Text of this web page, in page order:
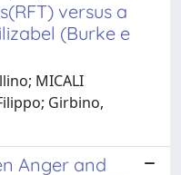
versus a
(Burke e
MICALI
Girbino,
Anger and